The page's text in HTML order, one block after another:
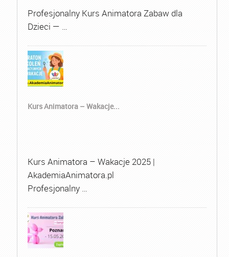
Profesjonalny Kurs Animatora Zabaw dla
Dzieci — …
Kurs Animatora – Wakacje...
Kurs Animatora – Wakacje 2025 |
AkademiaAnimatora.pl
Profesjonalny …